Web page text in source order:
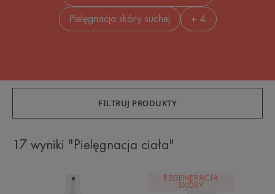
Pielęgnacja skóry suchej + 4
FILTRUJ PRODUKTY
17 wyniki "Pielęgnacja ciała"
CICALFATE+
Regenerujący
REGENERACJA
SKÓRY